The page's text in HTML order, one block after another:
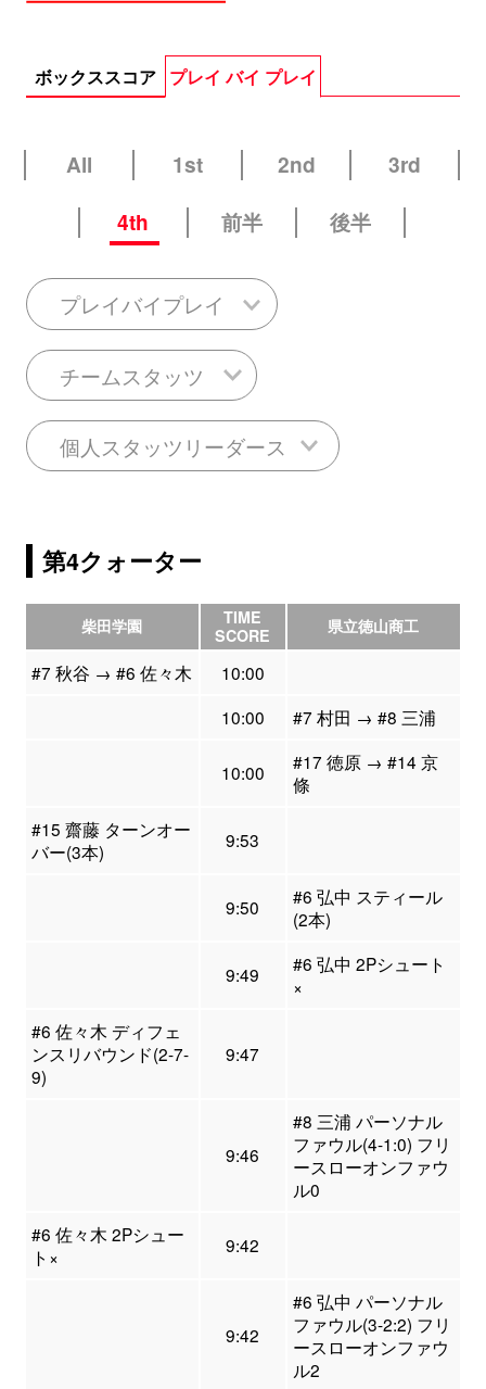
ボックススコア プレイ バイ プレイ
All 1st 2nd
3rd
4th
前半 後半
プレイバイプレイ
チームスタッツ
個人スタッツリーダース
第4クォーター
柴田学園
TIME
SCORE
県立徳山商工
#7 秋谷 → #6 佐々木
10:00
10:00
#7 村田 → #8 三浦
10:00
#17 徳原 → #14 京
條
#15 齋藤 ターンオー
バー(3本)
9:53
9:50
#6 弘中 スティール
(2本)
9:49
#6 弘中 2Pシュート
×
#6 佐々木 ディフェ
ンスリバウンド(2-7-
9)
9:47
9:46
#8 三浦 パーソナル
ファウル(4-1:0) フリ
ースローオンファウ
ル0
#6 佐々木 2Pシュー
ト×
9:42
9:42
#6 弘中 パーソナル
ファウル(3-2:2) フリ
ースローオンファウ
ル2